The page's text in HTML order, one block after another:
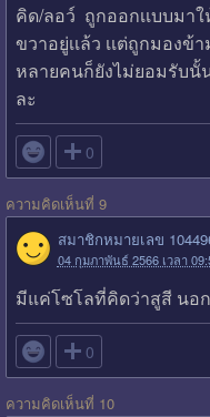
คิด/ลอว์ ถูกออกเเบบมาใ
ขวาอยู่เเล้ว เเต่ถูกมองข้
หลายคนก็ยังไม่ยอมรับนั้
ละ
 0
ความคิดเห็นที่ 9
สมาชิกหมายเลข
04 กุมภาพันธ์ 2566 เวลา
มีแค่โซโลที่คิดว่าสูสี นอ
 0
ความคิดเห็นที่ 10